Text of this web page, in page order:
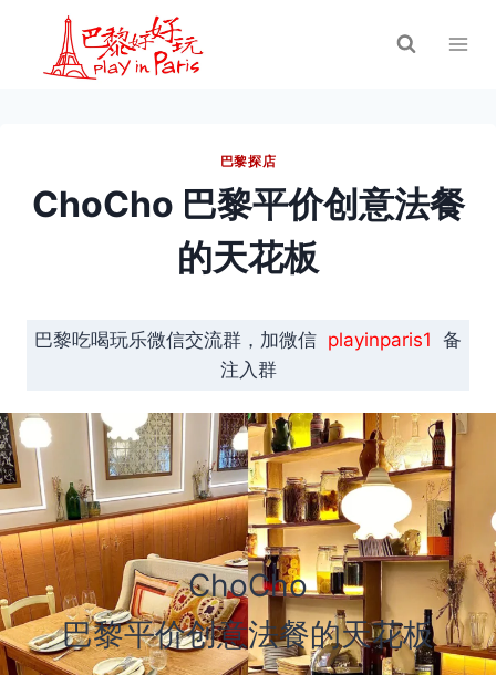
巴黎探店
ChoCho 巴黎平价创意法餐
的天花板
巴黎吃喝玩乐微信交流群，加微信 playinparis1 备
注入群
ChoCho
巴黎平价创意法餐的天花板